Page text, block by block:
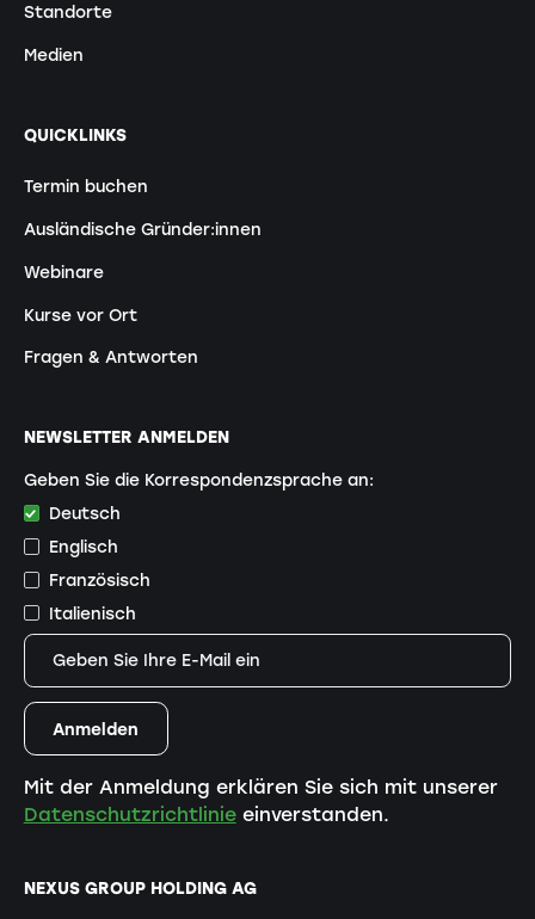
Standorte
Medien
QUICKLINKS
Termin buchen
Ausländische Gründer:innen
Webinare
Kurse vor Ort
Fragen & Antworten
NEXUS GROUP HOLDING AG
NEWSLETTER ANMELDEN
Geben Sie die Korrespondenzsprache an:
Deutsch
Englisch
Französisch
Italienisch
Mit der Anmeldung erklären Sie sich mit unserer
Datenschutzrichtlinieeinverstanden.